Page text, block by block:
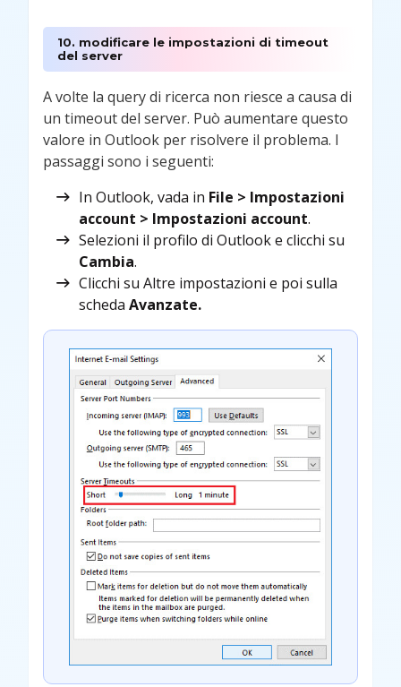
10. modificare le impostazioni di timeout
del server
A volte la query di ricerca non riesce a causa di
un timeout del server. Può aumentare questo
valore in Outlook per risolvere il problema. I
passaggi sono i seguenti:
In Outlook, vada in File > Impostazioni
account > Impostazioni account.
Selezioni il profilo di Outlook e clicchi su
Cambia.
Clicchi su Altre impostazioni e poi sulla
scheda Avanzate.